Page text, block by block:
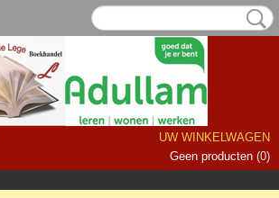
UW WINKELWAGEN
Geen producten (0)